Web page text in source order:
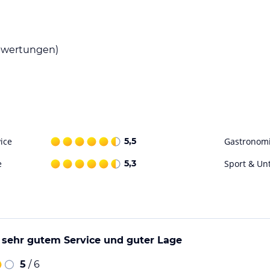
und Naturbegeisterte. Eislaufen,
Umgebung des Hotels 3 Gemsen erwarten.
zu bringen, an denen Sie diese Aktivitäten
Alpen und lassen Sie sich von der
Gewähr. Bitte lies vor der Buchung die
5,5
5,3 Sport &
gutem Service und guter Lage
5 / 6